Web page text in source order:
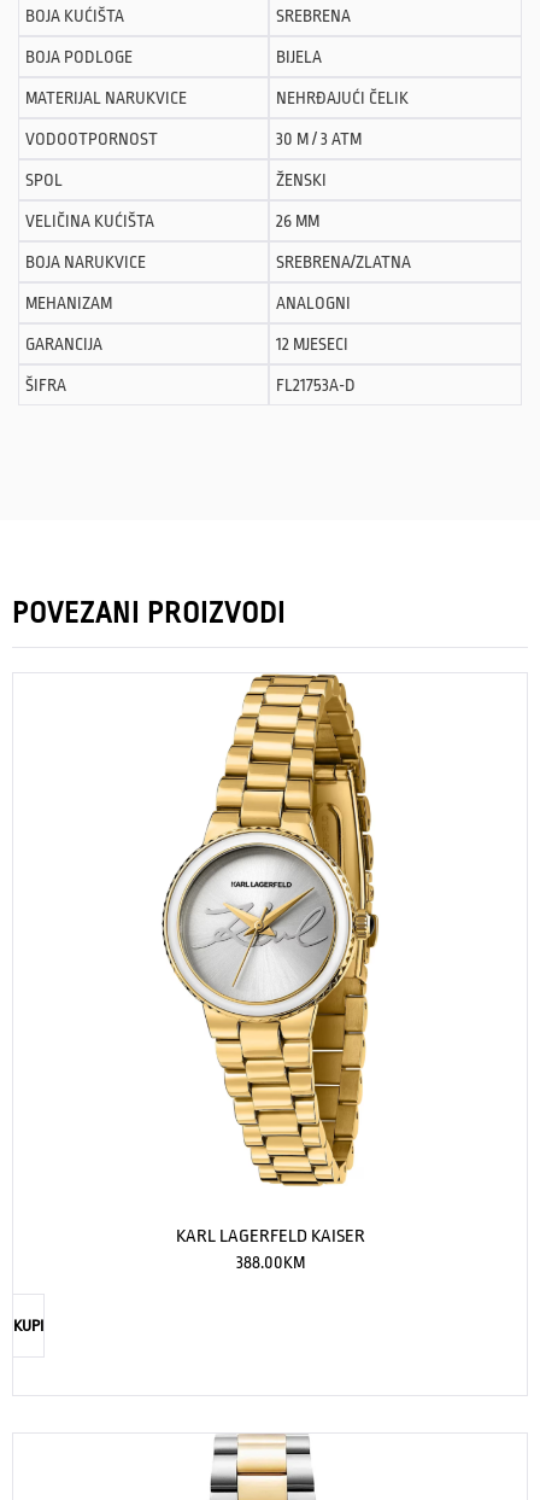
BOJA KUĆIŠTA SREBRENA
BOJA PODLOGE BIJELA
MATERIJAL NARUKVICE NEHRĐAJUĆI ČELIK
VODOOTPORNOST 30 M / 3 ATM
SPOL ŽENSKI
VELIČINA KUĆIŠTA 26 MM
BOJA NARUKVICE SREBRENA/ZLATNA
MEHANIZAM ANALOGNI
GARANCIJA 12 MJESECI
ŠIFRA FL21753A-D
POVEZANI PROIZVODI
KARL LAGERFELD KAISER
388.00KM
KUPI